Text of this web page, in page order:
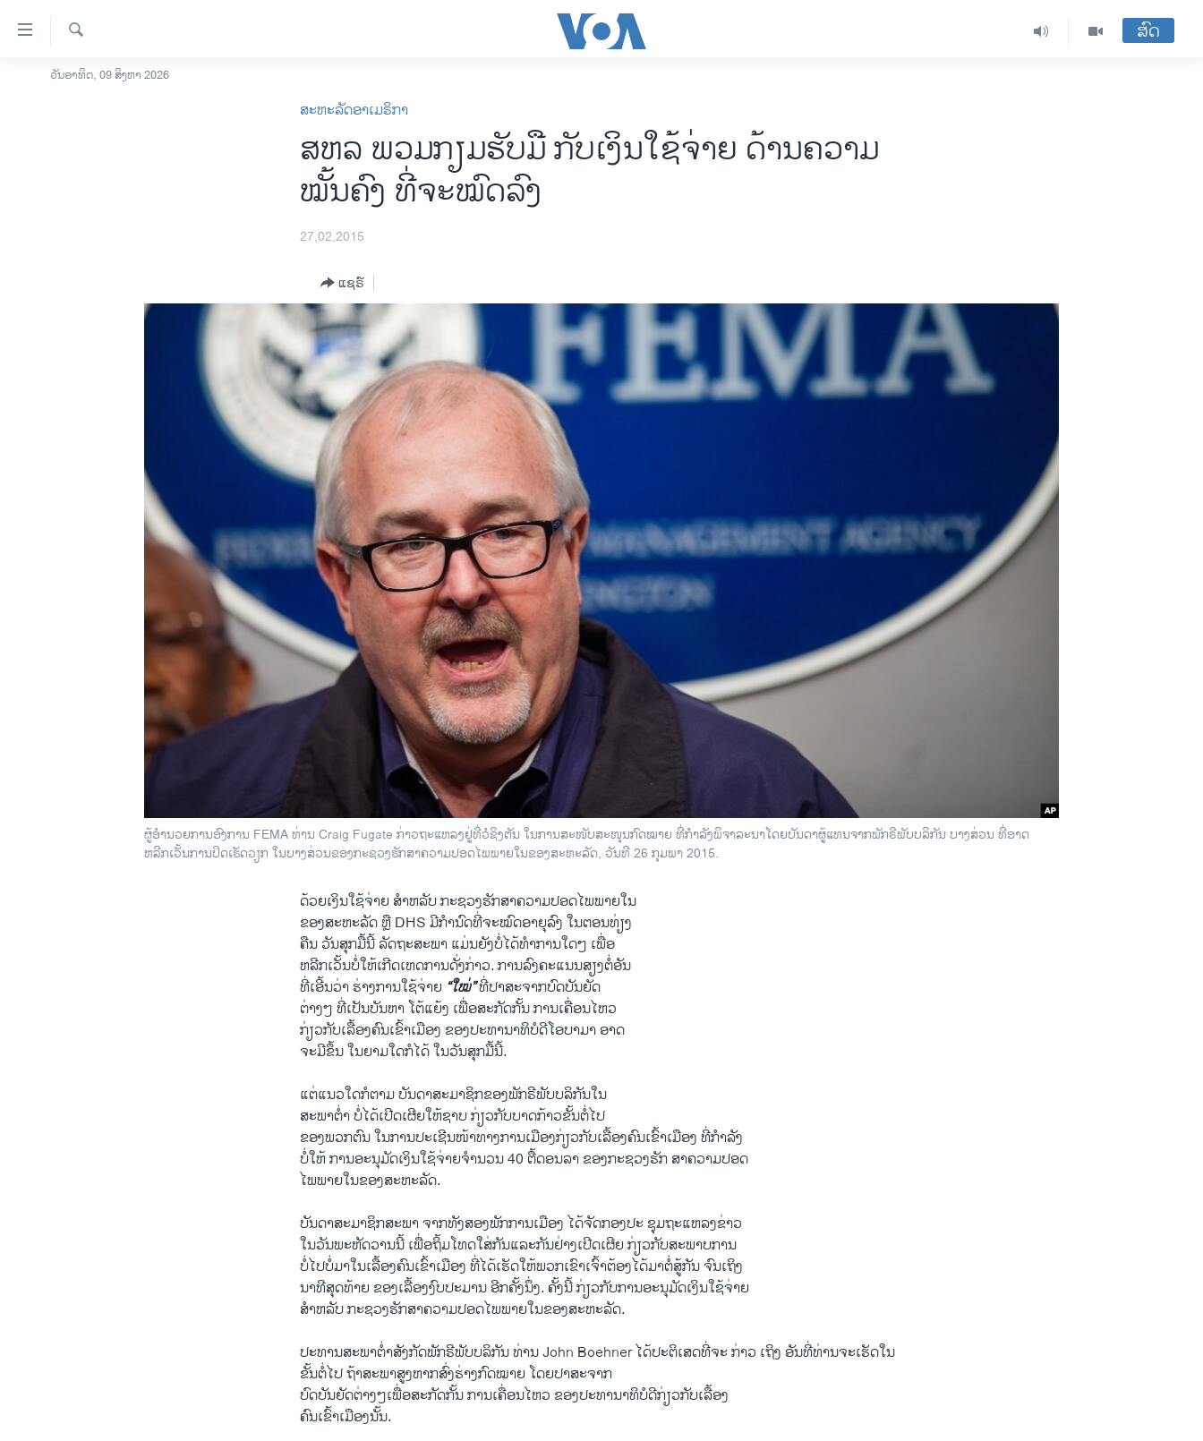
ລິ້ງ
ສຳຫລັບ
ໂຮມເພຈ
ອິດສະຫຼະພາບດ້ານການຂ່າວ
ຄົ້ນຫາ
ສົດ
ວັນອາທິດ, 09 ສິງຫາ 2026
ສະຫະລັດອາເມຣິກາ
ສຫລ ພວມກຽມຮັບມື ກັບເງິນໃຊ້ຈ່າຍ ດ້ານຄວາມ
ໝັ້ນຄົງ ທີ່ຈະໝົດລົງ
27,02,2015
ແຊຣ໌
ຜູ້ອຳນວຍການອົງການ FEMA ທ່ານ Craig Fugate ກ່າວຖະແຫລງຢູ່ທີ່ວໍຊິງຕັນ ໃນການສະໜັບສະໜຸນກົດໝາຍ ທີ່ກຳລັງພິຈາລະນາໂດຍບັນດາຜູ້ແທນຈາກພັກຣີພັບບລິກັນ ບາງສ່ວນ ທີ່ອາດ
ຫລີກເວັ້ນການປິດເຮັດວຽກ ໃນບາງສ່ວນຂອງກະຊວງ​ຮັກສາ​ຄວາມ​ປອດ​ໄພ​ພາຍ​ໃນ ​ຂອງ​ສະຫະລັດ, ວັນທີ 26 ກຸມພາ 2015.
ດ້ວຍເງິນ​ໃຊ້​ຈ່າຍ ສຳ​ຫລັບ ກະຊວງ​ຮັກສາ​ຄວາມ​ປອດ​ໄພ​ພາຍ​ໃນ
​ຂອງ​ສະຫະລັດ ຫຼື DHS ມີ​ກຳ​ນົດທີ່​ຈະ​ໝົດ​ອາຍຸ​ລົງ ​ໃນ​ຕອນ​ທ່ຽງ
ຄືນ​ ວັນ​ສຸກ​ມື້​ນີ້ ລັດຖະສະພາ ​ແມ່ນ​ຍັງ​ບໍ່​ໄດ້​ທຳ​ການ​ໃດໆ ​ເພື່ອ
​ຫລີກ​ເວັ້ນບໍ່ໃຫ້ເກີດເຫດການດັ່ງກ່າວ. ການ​ລົງ​ຄະ​ແນນ​ສຽງ​ຕໍ່​ອັນ
​ທີ່​ເອີ້ນ​ວ່າ ຮ່າງ​ການໃຊ້ຈ່າຍ “​ໃໝ່”ທີ່​ປາສະຈາກບົດ​ບັນຍັດ
ຕ່າງໆ ​ທີ່ເປັນບັນຫາ ໂຕ້​ແຍ້​ງ​ ​ເພື່ອ​ສະກັດ​ກັ້ນ​ ການ​ເຄື່ອນໄຫວ
ກ່ຽວ​ກັບເລື້ອງຄົນ​ເຂົ້າ​ເມືອງ ຂອງປະທານາທິບໍດີ​ໂອ​ບາ​ມາ ອາດ
​ຈະມີ​ຂຶ້ນ ໃນຍາມໃດກໍໄດ້ ໃນວັນສຸກ​ມື້​ນີ້.
ແຕ່ແນວໃດກໍຕາມ ບັນດາສະມາຊິກຂອງພັກຣີພັບ​ບລິ​ກັນ​ໃນ
ສະພາ​ຕ່ຳ ບໍ່​ໄດ້​ເປີດ​ເຜີຍ​ໃຫ້​ຊາບ ກ່ຽວກັບບາດ​ກ້າວຂັ້ນ​ຕໍ່​ໄປ​
ຂອງ​ພວກ​ຕົນ ໃນການປະເຊີນໜ້າທາງ​ການ​ເມືອງ​ກ່ຽວກັບເລື້ອງຄົນ​ເຂົ້າ​ເມືອງ ທີ່​ກຳລັງ​
ບໍ່ໃຫ້ ການອະນຸມັດເງິນ​ໃຊ້​ຈ່າຍ​ຈຳນວນ 40 ຕື້​ດອນ​ລາ ຂອງກະຊວງ​ຮັກ ສາ​ຄວາມ​ປອດ
​ໄພ​ພາຍ​ໃນ​ຂອງ​ສະຫະລັດ.
ບັນດາ​ສະມາຊິກສະພາ ຈາກ​ທັງ​ສອງ​ພັກ​ການເມືອງ ​ໄດ້​ຈັດ​ກອງ​ປະ ຊຸມ​ຖະ​ແຫລ​ງຂ່າວ
​ໃນ​ວັນ​ພະຫັດ​ວານ​ນີ້ ​ເພື່ອຖິ້ມ​ໂທດ​ໃສ່​ກັນ​ແລະ​ກັນ​ຢ່າງ​ເປີດ​ເຜີຍ ກ່ຽວກັບສະພາບການ
ບໍ່ໄປບໍ່ມາໃນເລື້ອງ​ຄົນ​ເຂົ້າ​ເມືອງ ທີ່ໄດ້​ເຮັດ​ໃຫ້​ພວກ​ເຂົາ​ເຈົ້າຕ້ອງ​ໄດ້​ມາ​ຕໍ່ສູ້ກັນ ຈົນ​ເຖິງ​
ນາທີ​ສຸ​ດທ້າຍ​ ຂອງ​ເ​ລື້​ອງງົບປະມານ ອີກ​ຄັ້ງນຶ່ງ. ຄັ້ງນີ້ ກ່ຽວ​ກັບການອະນຸມັດ​ເງິນ​ໃຊ້​ຈ່າຍ​
ສຳ​ຫລັບ ກະຊວງ​ຮັກສາ​ຄວາມ​ປອດ​ໄພ​ພາຍ​ໃນ​ຂອງ​ສະຫະລັດ.
ປະທານ​ສະພາ​ຕ່ຳ​ສັງກັດ​ພັກຣີພັບ​ບລິ​ກັນ ທ່ານ John Boehner ​ໄດ້​ປະຕິ​ເສ​ດທີ່​ຈະ ກ່າວ​ ເຖິງ ອັນ​ທີ່​ທ່ານ​ຈະ​ເຮັດ​ໃນ​
ຂັ້ນຕໍ່​ໄປ ຖ້າ​ສະພາ​ສູງຫາກ​ສົ່ງຮ່າງ​ກົດໝາຍ ໂດຍປາສະຈາກ
ບົດ​ບັນຍັດຕ່າງໆ​ເພື່ອ​ສະກັດ​ກັ້ນ ການເຄື່ອນໄຫວ ຂອງປະທານາທິບໍດີກ່ຽວກັບເລື້ອງ
ຄົນ​ເຂົ້າ​ເມືອງ​ນັ້ນ.